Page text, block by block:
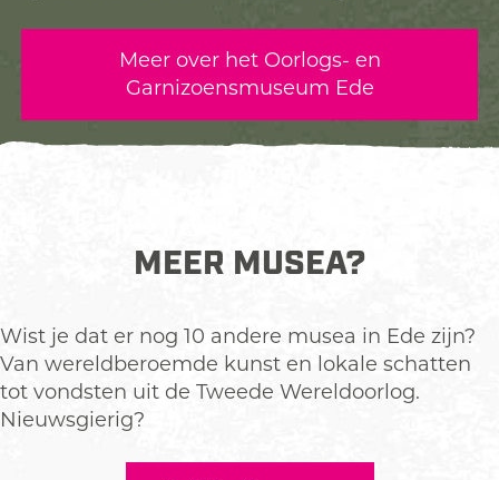
Meer over het Oorlogs- en
Garnizoensmuseum Ede
MEER MUSEA?
Wist je dat er nog 10 andere musea in Ede zijn?
Van wereldberoemde kunst en lokale schatten
tot vondsten uit de Tweede Wereldoorlog.
Nieuwsgierig?